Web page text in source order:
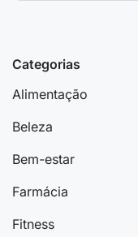
Categorias
Alimentação
Beleza
Bem-estar
Farmácia
Fitness